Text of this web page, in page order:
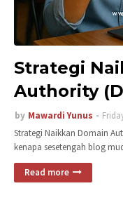
Strategi
Authority
by Mawardi Yunus
Strategi Naikkan Domain
kenapa sesetengah blog
Read more